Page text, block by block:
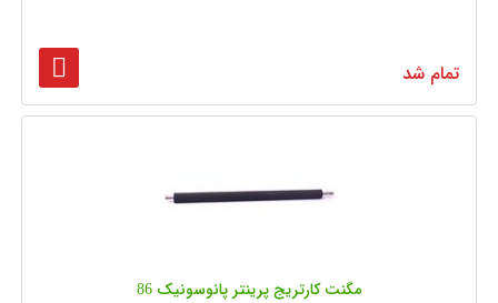
تمام شد
مگنت کارتریج پرینتر پانوسونیک 86